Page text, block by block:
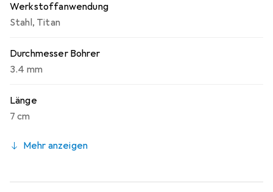
Anwendungen in der Metallbearbeitung.
Werkstoffanwendung
Stahl, Titan
Durchmesser Bohrer
3.4 mm
Länge
7 cm
Mehr anzeigen